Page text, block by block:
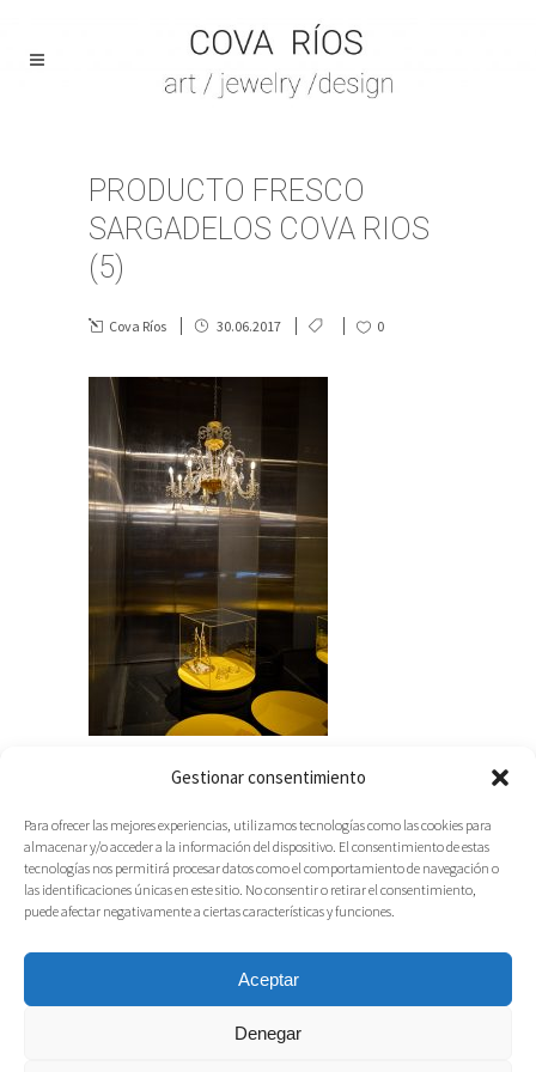
Gestionar consentimiento
Para ofrecer las mejores experiencias, utilizamos tecnologías como las cookies para
almacenar y/o acceder a la información del dispositivo. El consentimiento de estas
tecnologías nos permitirá procesar datos como el comportamiento de navegación o
las identificaciones únicas en este sitio. No consentir o retirar el consentimiento,
puede afectar negativamente a ciertas características y funciones.
Aceptar
Denegar
PRODUCTO FRESCO
SARGADELOS COVA RIOS
(5)
Cova Ríos 30.06.2017 0